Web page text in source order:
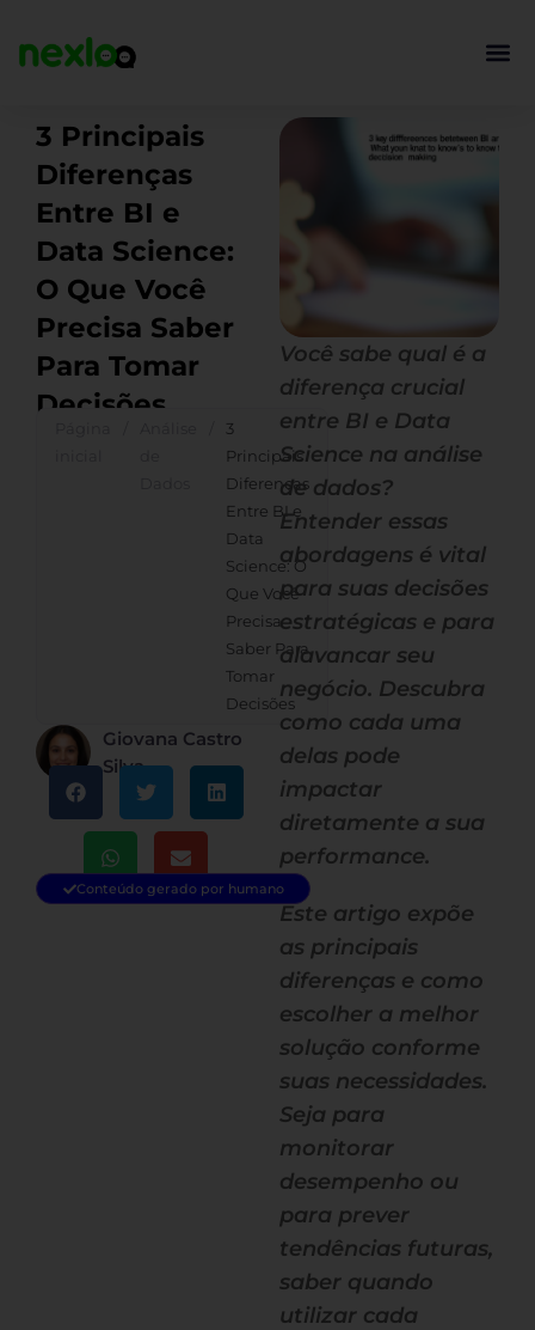
para
3 Principais
Diferenças
Entre BI e
Data Science:
O Que Você
Precisa Saber
Para Tomar
Decisões
3
Principais
Diferenças
Entre BI e
Data
Science: O
Que Você
Precisa
Saber Para
Tomar
Decisões
Giovana Castro
Silva
Conteúdo gerado por humano
Você sabe qual é a
diferença crucial
entre BI e Data
Science na análise
de dados?
Entender essas
abordagens é vital
para suas decisões
estratégicas e para
alavancar seu
negócio. Descubra
como cada uma
delas pode
impactar
diretamente a sua
performance.
Este artigo expõe
as principais
diferenças e como
escolher a melhor
solução conforme
suas necessidades.
Seja para
monitorar
desempenho ou
para prever
tendências futuras,
saber quando
utilizar cada